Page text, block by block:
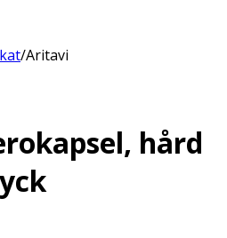
/Aritavi
hård